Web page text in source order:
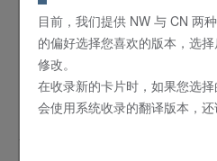
4 星 /
这个卡名的效果1回合只能使用1
破坏并送入墓地的场合，或者从
目前，我们提供 NW 与 CN 两
的偏好选择您喜欢的版本，选
修改。
在收录新的卡片时，如果您选
会使用系统收录的翻译版本，还